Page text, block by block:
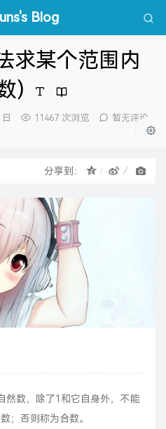
Blog
求某个范围内
)
11467 次浏览
暂无评论
分享到：
然数，除了1和它自身外，不能
；否则称为合数。